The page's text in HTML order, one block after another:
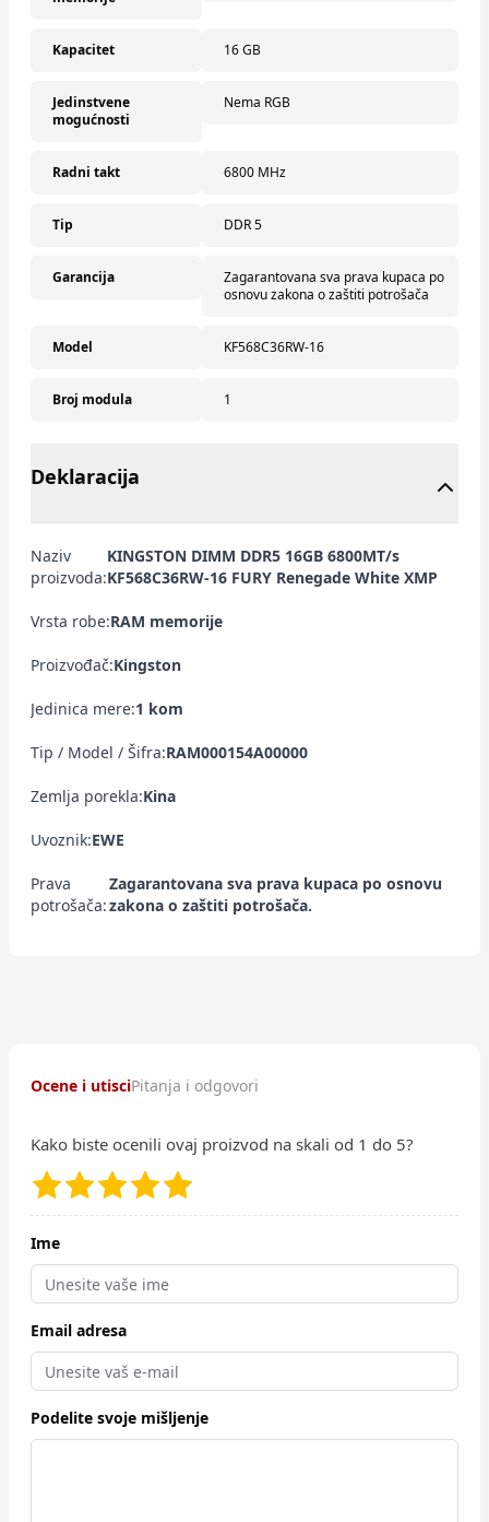
Kapacitet 16 GB
Jedinstvene
mogućnosti
Nema RGB
Radni takt 6800 MHz
Tip DDR 5
Garancija
Zagarantovana sva prava kupaca po
osnovu zakona o zaštiti potrošača
Model KF568C36RW-16
Broj modula 1
Deklaracija
Naziv
proizvoda:
KINGSTON DIMM DDR5 16GB 6800MT/s
KF568C36RW-16 FURY Renegade White XMP
Vrsta robe:RAM memorije
Proizvođač:Kingston
Jedinica mere:1 kom
Tip / Model / Šifra:RAM000154A00000
Zemlja porekla:Kina
Uvoznik:EWE
Prava
potrošača:
Zagarantovana sva prava kupaca po osnovu
zakona o zaštiti potrošača.
Ocene i utisciPitanja i odgovori
Kako biste ocenili ovaj proizvod na skali od 1 do 5?
Ime
Email adresa
Podelite svoje mišljenje